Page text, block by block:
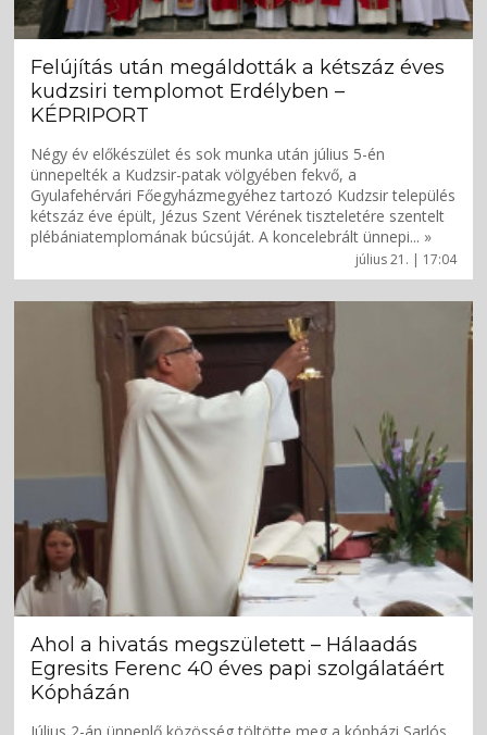
július 21. | 17:04
Felújítás után megáldották a kétszáz éves
kudzsiri templomot Erdélyben –
KÉPRIPORT
Négy év előkészület és sok munka után július 5-én
ünnepelték a Kudzsir-patak völgyében fekvő, a
Gyulafehérvári Főegyházmegyéhez tartozó Kudzsir település
kétszáz éve épült, Jézus Szent Vérének tiszteletére szentelt
plébániatemplomának búcsúját. A koncelebrált ünnepi... »
Ahol a hivatás megszületett – Hálaadás
Egresits Ferenc 40 éves papi szolgálatáért
Kópházán
Július 2-án ünneplő közösség töltötte meg a kópházi Sarlós